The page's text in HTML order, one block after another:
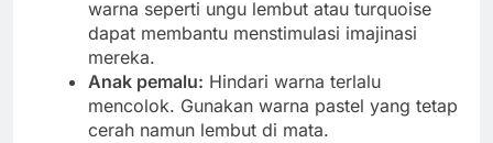
warna seperti ungu lembut atau turquoise
dapat membantu menstimulasi imajinasi
mereka.
Anak pemalu: Hindari warna terlalu
mencolok. Gunakan warna pastel yang tetap
cerah namun lembut di mata.